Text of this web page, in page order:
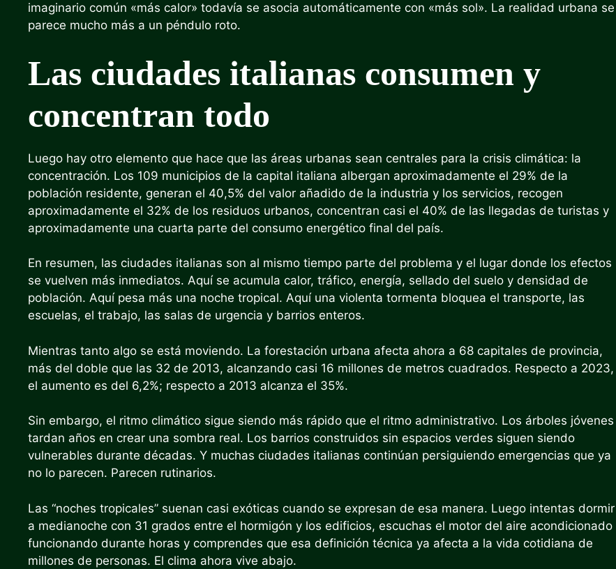
imaginario común «más calor» todavía se asocia automáticamente con «más sol». La realidad urbana se
parece mucho más a un péndulo roto.
Las ciudades italianas consumen y
concentran todo
Luego hay otro elemento que hace que las áreas urbanas sean centrales para la crisis climática: la
concentración. Los 109 municipios de la capital italiana albergan aproximadamente el 29% de la
población residente, generan el 40,5% del valor añadido de la industria y los servicios, recogen
aproximadamente el 32% de los residuos urbanos, concentran casi el 40% de las llegadas de turistas y
aproximadamente una cuarta parte del consumo energético final del país.
En resumen, las ciudades italianas son al mismo tiempo parte del problema y el lugar donde los efectos
se vuelven más inmediatos. Aquí se acumula calor, tráfico, energía, sellado del suelo y densidad de
población. Aquí pesa más una noche tropical. Aquí una violenta tormenta bloquea el transporte, las
escuelas, el trabajo, las salas de urgencia y barrios enteros.
Mientras tanto algo se está moviendo. La forestación urbana afecta ahora a 68 capitales de provincia,
más del doble que las 32 de 2013, alcanzando casi 16 millones de metros cuadrados. Respecto a 2023,
el aumento es del 6,2%; respecto a 2013 alcanza el 35%.
Sin embargo, el ritmo climático sigue siendo más rápido que el ritmo administrativo. Los árboles jóvenes
tardan años en crear una sombra real. Los barrios construidos sin espacios verdes siguen siendo
vulnerables durante décadas. Y muchas ciudades italianas continúan persiguiendo emergencias que ya
no lo parecen. Parecen rutinarios.
Las “noches tropicales” suenan casi exóticas cuando se expresan de esa manera. Luego intentas dormir
a medianoche con 31 grados entre el hormigón y los edificios, escuchas el motor del aire acondicionado
funcionando durante horas y comprendes que esa definición técnica ya afecta a la vida cotidiana de
millones de personas. El clima ahora vive abajo.